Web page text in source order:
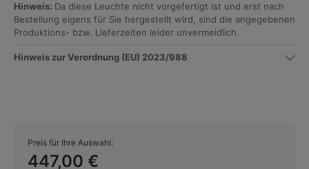
Hinweis: Da diese Leuchte nicht vorgefertigt ist und erst nach
Bestellung eigens für Sie hergestellt wird, sind die angegebenen
Produktions- bzw. Lieferzeiten leider unvermeidlich.
Hinweis zur Verordnung (EU) 2023/988
Preis für Ihre Auswahl:
447,00 €